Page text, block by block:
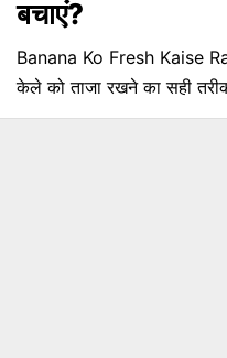
बचाएं?
Banana Ko Fresh Kaise
केले को ताजा रखने का सही